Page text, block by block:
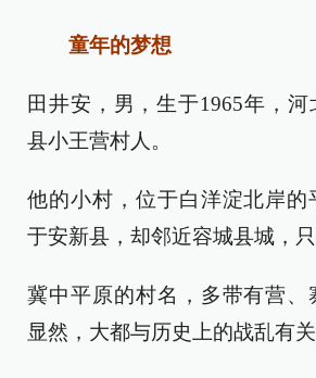
童年的梦想
田井安，男，生于1965年，
县小王营村人。
他的小村，位于白洋淀北岸的
于安新县，却邻近容城县城，只
冀中平原的村名，多带有营、
显然，大都与历史上的战乱有关